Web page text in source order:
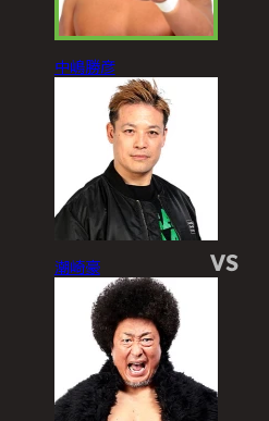
中嶋勝彦
潮崎豪 VS